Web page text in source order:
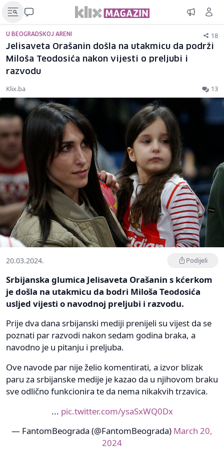
U BEOGRADSKOJ ARENI 18
Jelisaveta Orašanin došla na utakmicu da podrži
Miloša Teodosića nakon vijesti o preljubi i
razvodu
Klix.ba 13
20.03.2024. Podijeli
Srbijanska glumica Jelisaveta Orašanin s kćerkom
je došla na utakmicu da bodri Miloša Teodosića
usljed vijesti o navodnoj preljubi i razvodu.
Prije dva dana srbijanski mediji prenijeli su vijest da se
poznati par razvodi nakon sedam godina braka, a
navodno je u pitanju i preljuba.
Ove navode par nije želio komentirati, a izvor blizak
paru za srbijanske medije je kazao da u njihovom braku
sve odlično funkcionira te da nema nikakvih trzavica.
... pic.twitter.com/ysaSxWQ0Dx
— FantomBeograda (@FantomBeograda) March 20,
2024